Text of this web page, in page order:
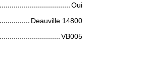
Oui
Deauville 14800
VB005